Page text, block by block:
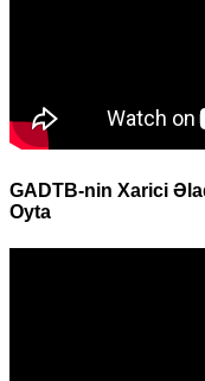
GADTB-nin Xarici
Oyta